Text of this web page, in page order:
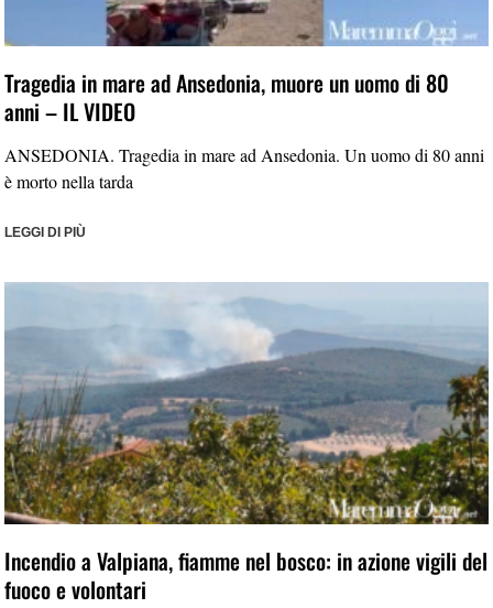
Tragedia in mare ad Ansedonia, muore un uomo di 80
anni – IL VIDEO
ANSEDONIA. Tragedia in mare ad Ansedonia. Un uomo di 80 anni
è morto nella tarda
LEGGI DI PIÙ
Incendio a Valpiana, fiamme nel bosco: in azione vigili del
fuoco e volontari